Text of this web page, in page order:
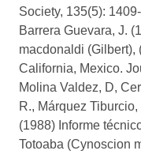
Society, 135(5):
Barrera Guevara, J.
macdonaldi (Gilbert),
California, Mexico.
Molina Valdez, D,
R., Márquez
(1988) Informe
Totoaba (Cynoscion